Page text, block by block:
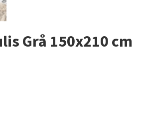
Grå 150x210 cm